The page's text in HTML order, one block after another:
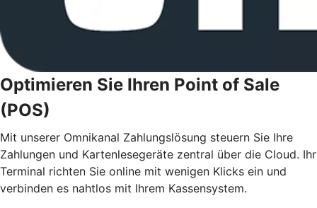
Optimieren Sie Ihren Point of Sale
(POS)
Mit unserer Omnikanal Zahlungslösung steuern Sie Ihre
Zahlungen und Kartenlesegeräte zentral über die Cloud. Ihr
Terminal richten Sie online mit wenigen Klicks ein und
verbinden es nahtlos mit Ihrem Kassensystem.